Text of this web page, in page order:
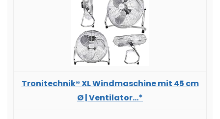
Tronitechnik® XL Windmaschine mit 45 cm
Ø | Ventilator...*